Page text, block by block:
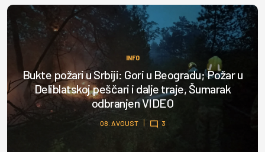
INFO
Bukte požari u Srbiji: Gori u Beogradu; Požar u
Deliblatskoj peščari i dalje traje, Šumarak
odbranjen VIDEO
08. AVGUST 3